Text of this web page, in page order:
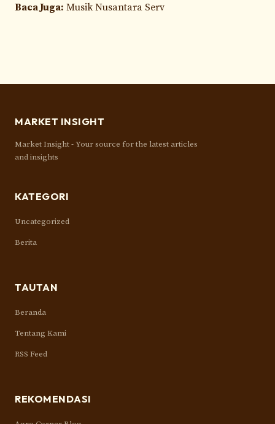
Baca Juga: Musik Nusantara Serv
MARKET INSIGHT
Market Insight - Your source for the latest articles
and insights
KATEGORI
Uncategorized
Berita
TAUTAN
Beranda
Tentang Kami
RSS Feed
REKOMENDASI